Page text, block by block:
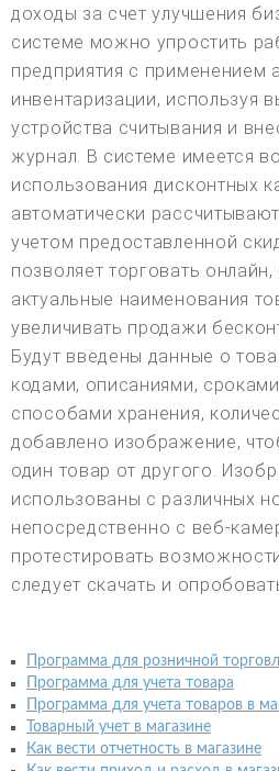
доходы за счет улучшения
системе можно упростить
предприятия с применением
инвентаризации, используя
устройства считывания и
журнал. В системе имеется
использования дисконтных
автоматически
учетом предоставленной
позволяет торговать
актуальные наименования
увеличивать продажи
Будут введены данные о
кодами, описаниями,
способами хранения,
добавлено изображение,
один товар от другого.
использованы с различных
непосредственно с веб-
протестировать
следует скачать и
Программа для розничной
Программа для учета товара
Программа для учета товаров в
Товарный учет в магазине
Как вести отчетность в магазине